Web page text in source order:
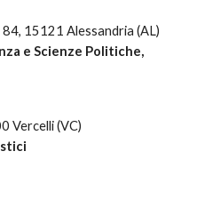
15121 Alessandria (AL)
e Scienze Politiche,
Vercelli (VC)